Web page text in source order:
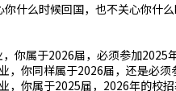
什么时候回国，也不关心你什
你属于2026届，必须参加2025
，你同样属于2026届，还是必
，你属于2025届，2026年的校